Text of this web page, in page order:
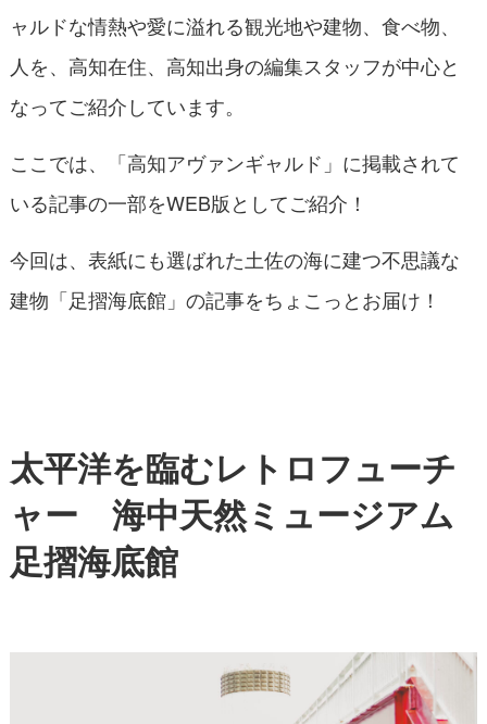
ャルドな情熱や愛に溢れる観光地や建物、食べ物、
人を、高知在住、高知出身の編集スタッフが中心と
なってご紹介しています。
ここでは、「高知アヴァンギャルド」に掲載されて
いる記事の一部をWEB版としてご紹介！
今回は、表紙にも選ばれた土佐の海に建つ不思議な
建物「足摺海底館」の記事をちょこっとお届け！
太平洋を臨むレトロフューチ
ャー 海中天然ミュージアム
足摺海底館